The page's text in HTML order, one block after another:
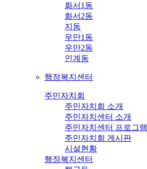
화서1동
화서2동
지동
우만1동
우만2동
인계동
행정복지센터
주민자치회
주민자치회 소개
주민자치센터 소개
주민자치센터 프로그램
주민자치회 게시판
시설현황
행정복지센터